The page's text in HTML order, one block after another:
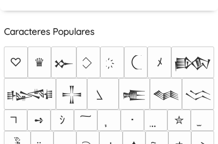
Caracteres Populares
♡ ♛ 𒁍 ﾒ 𒁃
𒈙 𒋲 𒍫 𒈝 𒈱
➺
ｼ ･
✮